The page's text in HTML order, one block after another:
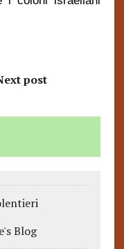
post
Blog